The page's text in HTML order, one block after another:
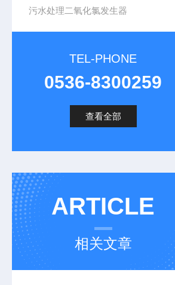
污水处理二氧化氯发生器
TEL-PHONE
0536-8300259
查看全部
ARTICLE
相关文章